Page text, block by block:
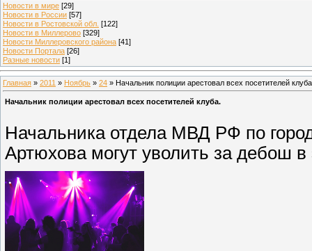
Новости в мире [29]
Новости в России [57]
Новости в Ростовской обл. [122]
Новости в Миллерово [329]
Новости Миллеровского района [41]
Новости Портала [26]
Разные новости [1]
Главная » 2011 » Ноябрь » 24 » Начальник полиции арестовал всех посетителей
Начальник полиции арестовал всех посетителей клуба.
Начальника отдела МВД РФ по
Артюхова могут уволить за дебош